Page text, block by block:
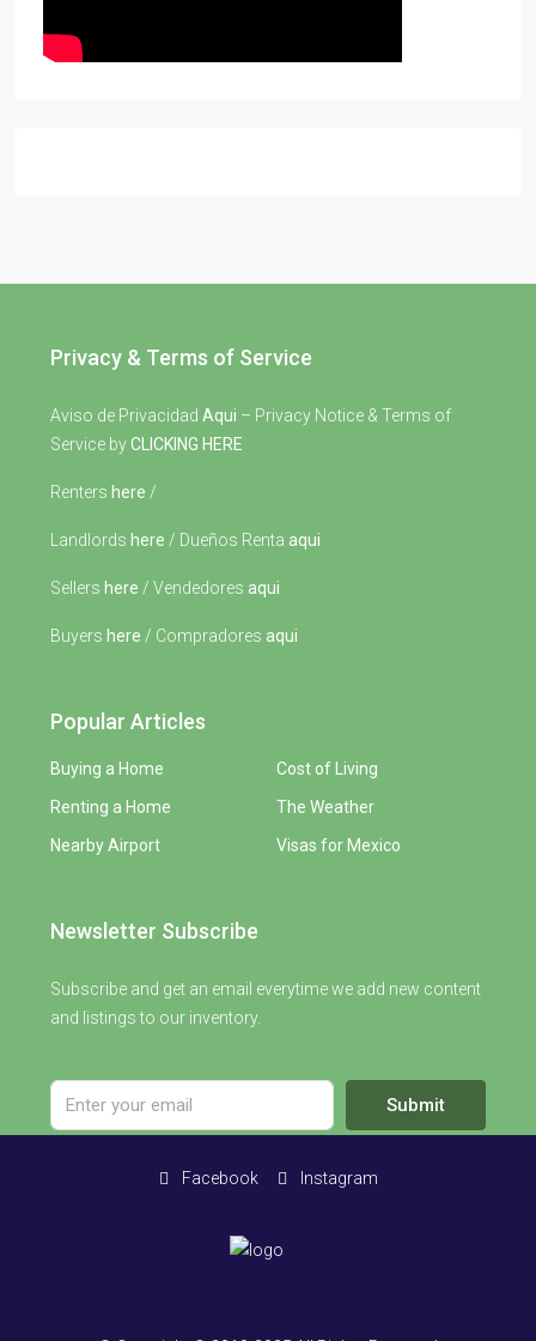
Privacy & Terms of Service
Aviso de Privacidad Aqui – Privacy Notice & Terms of
Service byCLICKING HERE
Renters here /
Landlords here / Dueños Renta aqui
Sellers here / Vendedores aqui
Buyers here / Compradores aqui
Popular Articles
Buying a Home
Renting a Home
Nearby Airport
Cost of Living
The Weather
Visas for Mexico
Newsletter Subscribe
Subscribe and get an email everytime we add new content
and listings to our inventory.
Submit
Facebook Instagram